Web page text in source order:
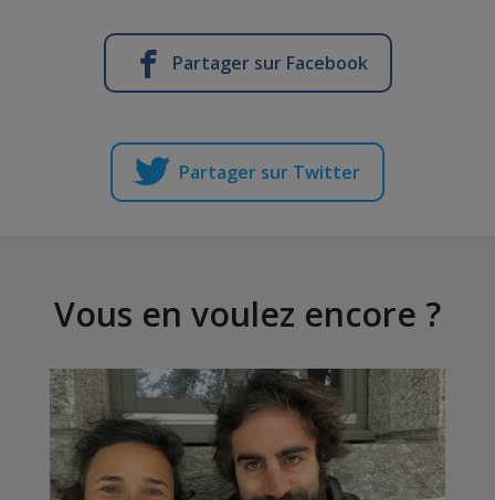
Partager sur Facebook
Partager sur Twitter
Vous en voulez encore ?